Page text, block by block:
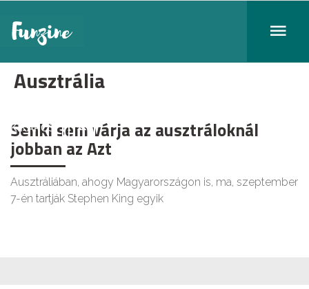
Ausztrália
KIKAPCS
Senki sem várja az ausztráloknál
jobban az Azt
Ausztráliában, ahogy Magyarországon is, ma, szeptember
7-én tartják Stephen King egyik